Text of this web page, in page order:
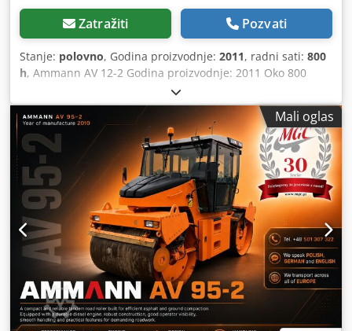
Zatražiti Pozvati
Stanje: polovno, Godina proizvodnje: 2011, radni sati: 800
h, Ammann AV 12-2 Godina proizvodnje: 2011 Oko 800
radnih sati Djdpfx Aexl Uy Tecljkr Servis urađen U odličnom
stanju Moguća isporuka širom sveta!
Mali oglas